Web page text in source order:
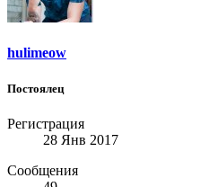
hulimeow
Постоялец
Регистрация
28 Янв 2017
Сообщения